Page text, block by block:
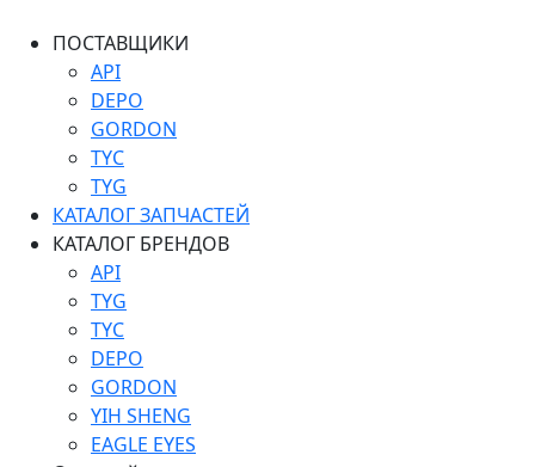
ПОСТАВЩИКИ
API
DEPO
GORDON
TYC
TYG
КАТАЛОГ ЗАПЧАСТЕЙ
КАТАЛОГ БРЕНДОВ
API
TYG
TYC
DEPO
GORDON
YIH SHENG
EAGLE EYES